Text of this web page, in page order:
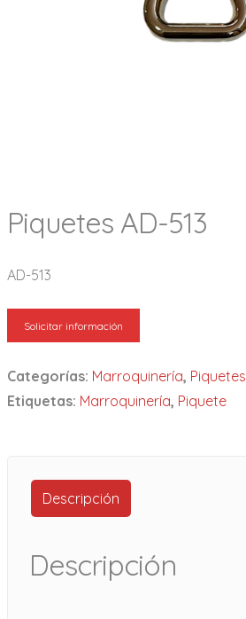
Piquetes AD-513
AD-513
Solicitar información
Categorías: Marroquinería, Piquetes
Etiquetas: Marroquinería, Piquete
Descripción
Descripción